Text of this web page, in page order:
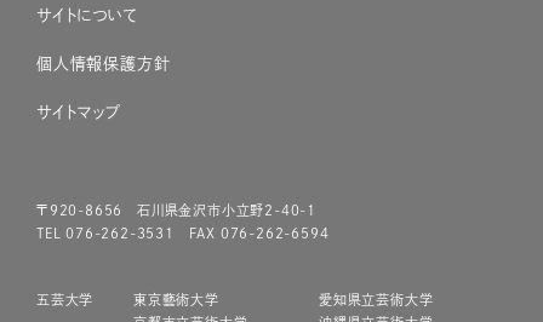
サイトについて
個人情報保護方針
サイトマップ
〒920-8656 石川県金沢市小立野2-40-1
TEL 076-262-3531 FAX 076-262-6594
五芸大学 東京藝術大学
愛知県立芸術大学